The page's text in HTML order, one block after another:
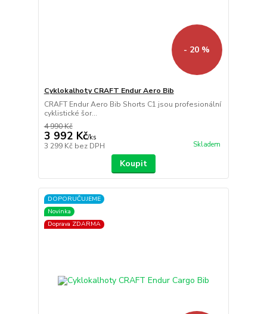
- 20 %
Cyklokalhoty CRAFT Endur Aero Bib
CRAFT Endur Aero Bib Shorts C1 jsou profesionální
cyklistické šor...
4 990 Kč
3 992 Kč/ks
3 299 Kč bez DPH Skladem
Koupit
DOPORUČUJEME
Novinka
Doprava ZDARMA